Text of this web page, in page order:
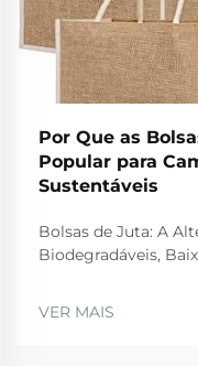
Por Que as
Popular para
Sustentáveis
Bolsas de Juta: A
Biodegradáveis,
bolsas de juta se
VER MAIS